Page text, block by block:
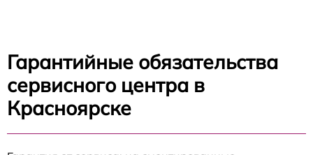
Гарантийные обязательства
сервисного центра в
Красноярске